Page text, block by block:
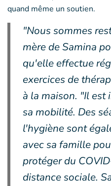
quand même un soutien.
"Nous sommes
mère de Samina
qu'elle effectue
exercices de
à la maison. "Il
sa mobilité. Des
l'hygiène sont
avec sa famille
protéger du
distance sociale.